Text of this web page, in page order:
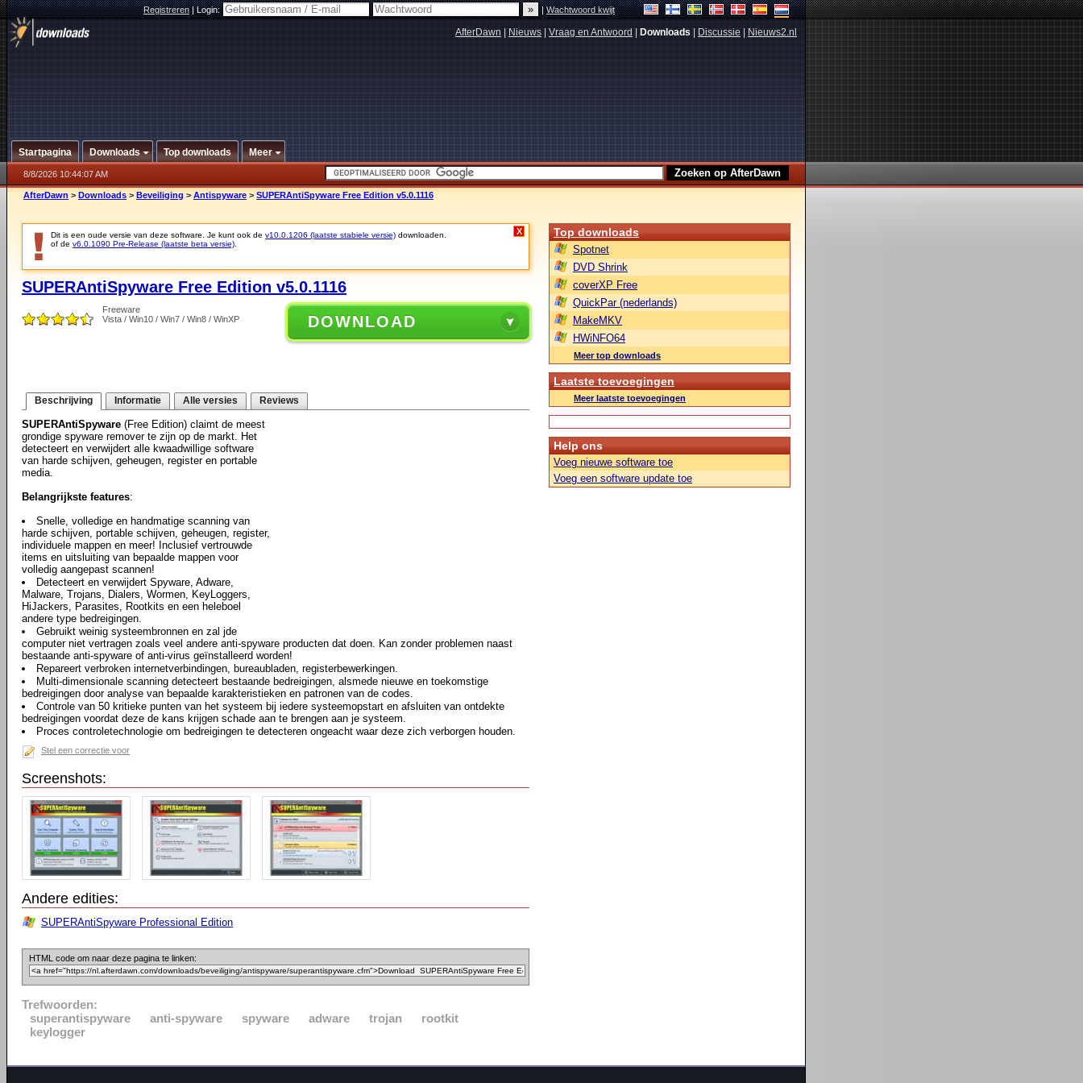
Registreren|Login: |Wachtwoord kwijt
AfterDawn Nieuws Vraag en Antwoord Downloads Discussie Nieuws2.nl
Startpagina Downloads Top downloads Meer
8/8/2026 10:44:07 AM
AfterDawn > Downloads > Beveiliging > Antispyware > SUPERAntiSpyware Free Edition v5.0.1116
Dit is een oude versie van deze software. Je kunt ook de v10.0.1206 (laatste stabiele versie) downloaden.
of de v6.0.1090 Pre-Release (laatste beta versie)
X
SUPERAntiSpyware Free Edition v5.0.1116
Freeware
Vista / Win10 / Win7 / Win8 / WinXP
DOWNLOAD
Beschrijving Informatie Alle versies Reviews
SUPERAntiSpyware (Free Edition) claimt de meest
grondige spyware remover te zijn op de markt. Het
detecteert en verwijdert alle kwaadwillige software
van harde schijven, geheugen, register en portable
media.
Belangrijkste features:
Snelle, volledige en handmatige scanning van
harde schijven, portable schijven, geheugen, register,
individuele mappen en meer! Inclusief vertrouwde
items en uitsluiting van bepaalde mappen voor
volledig aangepast scannen!
Detecteert en verwijdert Spyware, Adware,
Malware, Trojans, Dialers, Wormen, KeyLoggers,
HiJackers, Parasites, Rootkits en een heleboel
andere type bedreigingen.
Gebruikt weinig systeembronnen en zal jde
computer niet vertragen zoals veel andere anti-spyware producten dat doen. Kan zonder problemen naast
bestaande anti-spyware of anti-virus geïnstalleerd worden!
Repareert verbroken internetverbindingen, bureaubladen, registerbewerkingen.
Multi-dimensionale scanning detecteert bestaande bedreigingen, alsmede nieuwe en toekomstige
bedreigingen door analyse van bepaalde karakteristieken en patronen van de codes.
Controle van 50 kritieke punten van het systeem bij iedere systeemopstart en afsluiten van ontdekte
bedreigingen voordat deze de kans krijgen schade aan te brengen aan je systeem.
Proces controletechnologie om bedreigingen te detecteren ongeacht waar deze zich verborgen houden.
Stel een correctie voor
Screenshots:
Andere edities:
SUPERAntiSpyware Professional Edition
HTML code om naar deze pagina te linken:
Trefwoorden:
superantispyware
anti-spyware spyware adware trojan
rootkit
keylogger
Top downloads
Spotnet
DVD Shrink
coverXP Free
QuickPar (nederlands)
MakeMKV
HWiNFO64
Meer top downloads
Laatste toevoegingen
Meer laatste toevoegingen
Help ons
Voeg nieuwe software toe
Voeg een software update toe